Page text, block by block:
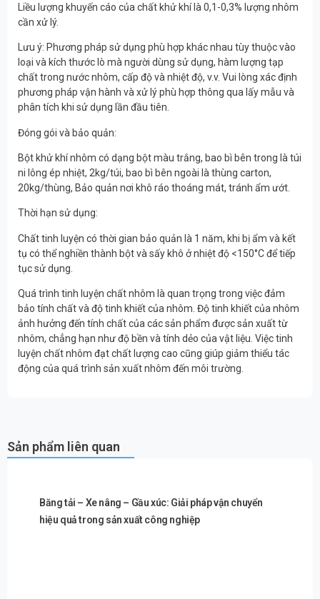
Liều lượng khuyến cáo của chất khử khí là 0,1-0,3% lượng nhôm
cần xử lý.
Lưu ý: Phương pháp sử dụng phù hợp khác nhau tùy thuộc vào
loại và kích thước lò mà người dùng sử dụng, hàm lượng tạp
chất trong nước nhôm, cấp độ và nhiệt độ, v.v. Vui lòng xác định
phương pháp vận hành và xử lý phù hợp thông qua lấy mẫu và
phân tích khi sử dụng lần đầu tiên.
Đóng gói và bảo quản:
Bột khử khí nhôm có dạng bột màu trắng, bao bì bên trong là túi
ni lông ép nhiệt, 2kg/túi, bao bì bên ngoài là thùng carton,
20kg/thùng, Bảo quản nơi khô ráo thoáng mát, tránh ẩm ướt.
Thời hạn sử dụng:
Chất tinh luyện có thời gian bảo quản là 1 năm, khi bị ẩm và kết
tụ có thể nghiền thành bột và sấy khô ở nhiệt độ <150°C để tiếp
tục sử dụng.
Quá trình tinh luyện chất nhôm là quan trọng trong việc đảm
bảo tính chất và độ tinh khiết của nhôm. Độ tinh khiết của nhôm
ảnh hưởng đến tính chất của các sản phẩm được sản xuất từ
nhôm, chẳng hạn như độ bền và tính dẻo của vật liệu. Việc tinh
luyện chất nhôm đạt chất lượng cao cũng giúp giảm thiểu tác
động của quá trình sản xuất nhôm đến môi trường.
Sản phẩm liên quan
Băng tải – Xe nâng – Gầu xúc: Giải pháp vận chuyển
hiệu quả trong sản xuất công nghiệp